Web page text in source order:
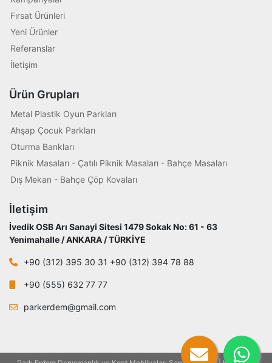
Fırsat Ürünleri
Yeni Ürünler
Referanslar
İletişim
Ürün Grupları
Metal Plastik Oyun Parkları
Ahşap Çocuk Parkları
Oturma Bankları
Piknik Masaları - Çatılı Piknik Masaları - Bahçe Masaları
Dış Mekan - Bahçe Çöp Kovaları
İletişim
İvedik OSB Arı Sanayi Sitesi 1479 Sokak No: 61 - 63
Yenimahalle / ANKARA / TÜRKİYE
+90 (312) 395 30 31 +90 (312) 394 78 88
+90 (555) 632 77 77
parkerdem@gmail.com